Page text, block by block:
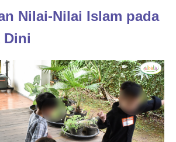
Nilai-Nilai Islam pada
Dini